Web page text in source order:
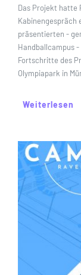
Das Projekt hatte
Kabinengespräch
präsentierten -
Handballcampus
Fortschritte des
Olympiapark in
Weiterlesen